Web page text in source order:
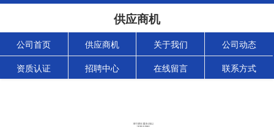
供应商机
公司首页 供应商机 关于我们 公司动态
资质认证 招聘中心 在线留言 联系方式